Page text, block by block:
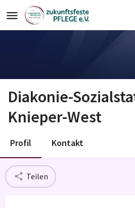
Diakonie-
Knieper-West
Profil Kontakt
Teilen